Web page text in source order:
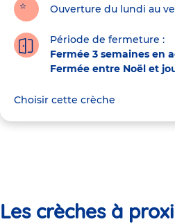
Ouverture du lundi au
Période de fermeture :
Fermée 3 semaines en
Fermée entre Noël et
Choisir cette crèche
Les crèches à